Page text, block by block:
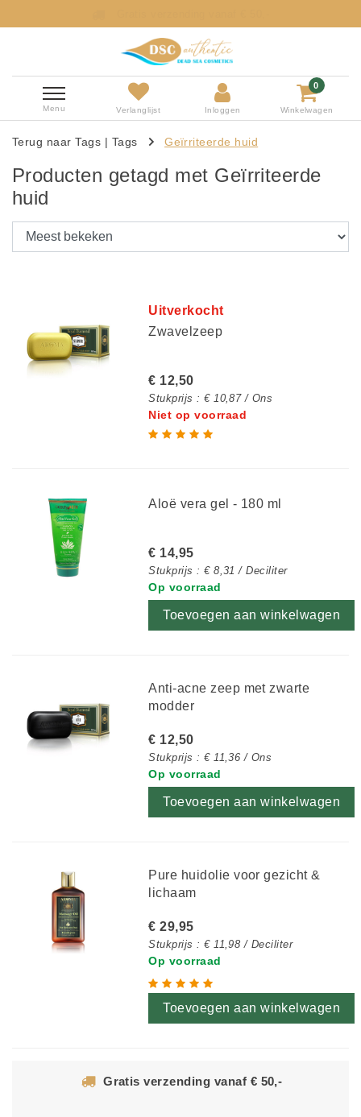
Menu Verlanglijst Inloggen
0
Winkelwagen
Terug naar Tags | Tags Geïrriteerde huid
Producten getagd met Geïrriteerde
huid
Uitverkocht
Zwavelzeep
€ 12,50
Stukprijs : € 10,87 / Ons
Niet op voorraad
Aloë vera gel - 180 ml
€ 14,95
Stukprijs : € 8,31 / Deciliter
Op voorraad
Toevoegen aan winkelwagen
Anti-acne zeep met zwarte
modder
€ 12,50
Stukprijs : € 11,36 / Ons
Op voorraad
Toevoegen aan winkelwagen
Pure huidolie voor gezicht &
lichaam
€ 29,95
Stukprijs : € 11,98 / Deciliter
Op voorraad
Toevoegen aan winkelwagen
Gratis verzending vanaf € 50,-